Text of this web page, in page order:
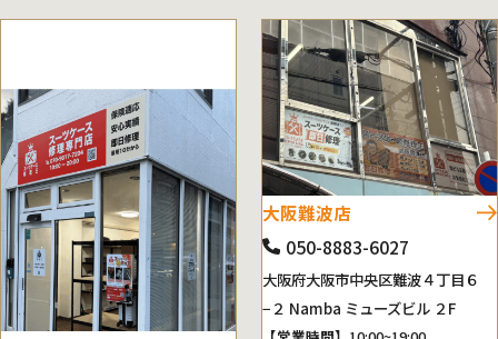
大阪難波店
050-8883-6027
大阪府大阪市中央区難波４丁目６
−２ Namba ミューズビル ２F